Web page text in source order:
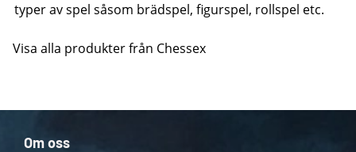
typer av spel såsom brädspel, figurspel, rollspel etc.
Visa alla produkter från Chessex
Om oss